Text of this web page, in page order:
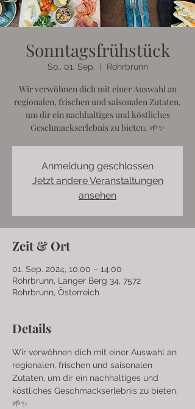
Sonntagsfrühstück
So., 01. Sep. Rohrbrunn
Wir verwöhnen dich mit einer Auswahl an
regionalen, frischen und saisonalen Zutaten,
um dir ein nachhaltiges und köstliches
Geschmackserlebnis zu bieten. 🌱✨
Anmeldung geschlossen
Jetzt andere Veranstaltungen
ansehen
Zeit & Ort
01. Sep. 2024, 10:00 – 14:00
Rohrbrunn, Langer Berg 34, 7572
Rohrbrunn, Österreich
Details
Wir verwöhnen dich mit einer Auswahl an
regionalen, frischen und saisonalen
Zutaten, um dir ein nachhaltiges und
köstliches Geschmackserlebnis zu bieten.
🌱✨